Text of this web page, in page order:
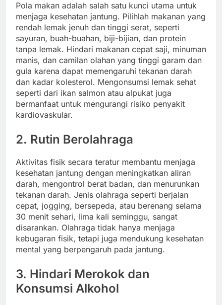
Pola makan adalah salah satu kunci utama untuk
menjaga kesehatan jantung. Pilihlah makanan yang
rendah lemak jenuh dan tinggi serat, seperti
sayuran, buah-buahan, biji-bijian, dan protein
tanpa lemak. Hindari makanan cepat saji, minuman
manis, dan camilan olahan yang tinggi garam dan
gula karena dapat memengaruhi tekanan darah
dan kadar kolesterol. Mengonsumsi lemak sehat
seperti dari ikan salmon atau alpukat juga
bermanfaat untuk mengurangi risiko penyakit
kardiovaskular.
2. Rutin Berolahraga
Aktivitas fisik secara teratur membantu menjaga
kesehatan jantung dengan meningkatkan aliran
darah, mengontrol berat badan, dan menurunkan
tekanan darah. Jenis olahraga seperti berjalan
cepat, jogging, bersepeda, atau berenang selama
30 menit sehari, lima kali seminggu, sangat
disarankan. Olahraga tidak hanya menjaga
kebugaran fisik, tetapi juga mendukung kesehatan
mental yang berpengaruh pada jantung.
3. Hindari Merokok dan
Konsumsi Alkohol